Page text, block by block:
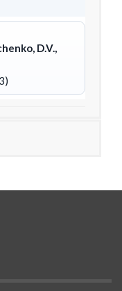
D.V.,